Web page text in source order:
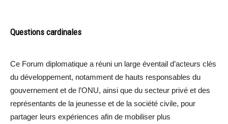
Questions cardinales
Ce Forum diplomatique a réuni un large éventail d’acteurs clés
du développement, notamment de hauts responsables du
gouvernement et de l’ONU, ainsi que du secteur privé et des
représentants de la jeunesse et de la société civile, pour
partager leurs expériences afin de mobiliser plus